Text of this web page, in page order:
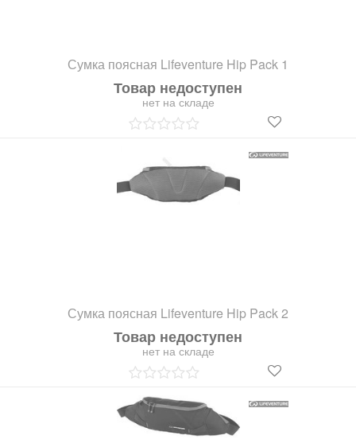
Сумка поясная Lifeventure Hip Pack 1
Товар недоступен
нет на складе
Сумка поясная Lifeventure Hip Pack 2
Товар недоступен
нет на складе